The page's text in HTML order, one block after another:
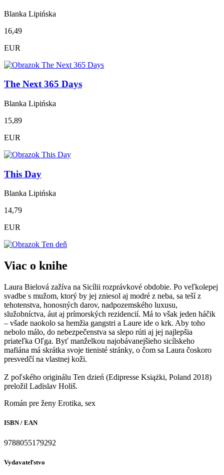
Blanka Lipińska
16,49
EUR
The Next 365 Days
Blanka Lipińska
15,89
EUR
This Day
Blanka Lipińska
14,79
EUR
Viac o knihe
Laura Bielová zažíva na Sicílii rozprávkové obdobie. Po veľkolepej
svadbe s mužom, ktorý by jej zniesol aj modré z neba, sa teší z
tehotenstva, honosných darov, nadpozemského luxusu,
služobníctva, áut aj prímorských rezidencií. Má to však jeden háčik
– všade naokolo sa hemžia gangstri a Laure ide o krk. Aby toho
nebolo málo, do nebezpečenstva sa slepo rúti aj jej najlepšia
priateľka Oľga. Byť manželkou najobávanejšieho sicílskeho
mafiána má skrátka svoje tienisté stránky, o čom sa Laura čoskoro
presvedčí na vlastnej koži.
Z poľského originálu Ten dzień (Edipresse Książki, Poland 2018)
preložil Ladislav Holiš.
Román pre ženy Erotika, sex
ISBN / EAN
9788055179292
Vydavateľstvo